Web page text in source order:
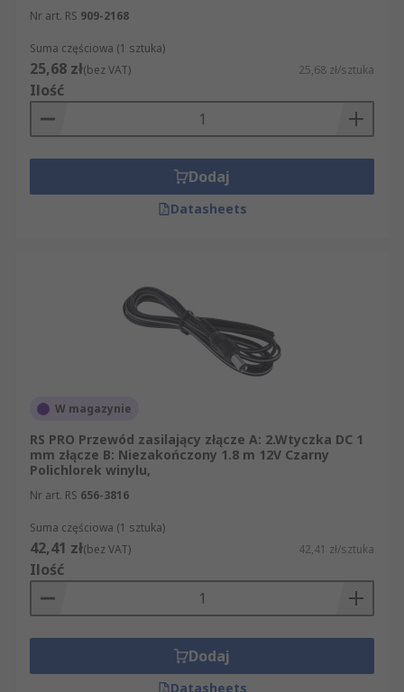
Nr art. RS 909-2168
Suma częściowa (1 sztuka)
25,68 zł(bez VAT) 25,68 zł/sztuka
Ilość
Dodaj
Datasheets
W magazynie
RS PRO Przewód zasilający złącze A: 2.Wtyczka DC 1
mm złącze B: Niezakończony 1.8 m 12V Czarny
Polichlorek winylu,
Nr art. RS 656-3816
Suma częściowa (1 sztuka)
42,41 zł(bez VAT) 42,41 zł/sztuka
Ilość
Dodaj
Datasheets